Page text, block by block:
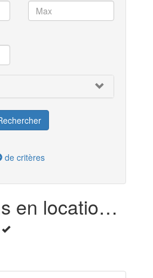
de critères
29 maisons en location dans le Cher (18)